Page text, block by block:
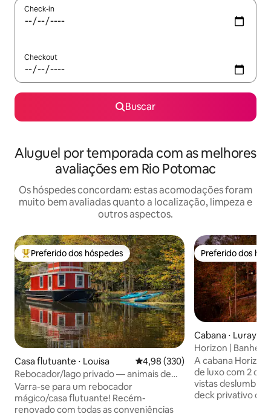
Check-in
Checkout
Buscar
Aluguel por temporada com as melhores
avaliações em Rio Potomac
Os hóspedes concordam: estas acomodações foram
muito bem avaliadas quanto a localização, limpeza e
outros aspectos.
Entre os melhores preferidos dos hóspedes
Preferido dos hóspedes
Casa flutuante ⋅ Louisa 4,98 de uma avaliação média de
4,98 (330)
Rebocador/lago privado — animais de
fazenda — peixes, natação,
Varra-se para um rebocador
mágico/casa flutuante! Recém-
renovado com todas as conveniências
Preferido dos
Preferido dos
Cabana ⋅ Luray
Horizon |
lareiras, sauna,
elétricos
A cabana
de luxo com 2
vistas
deck privativo de